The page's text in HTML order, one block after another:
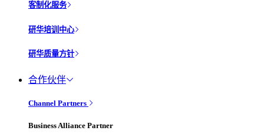
客制化服务
研华培训中心
研华质量方针
合作伙伴
Channel Partners
Business Alliance Partner